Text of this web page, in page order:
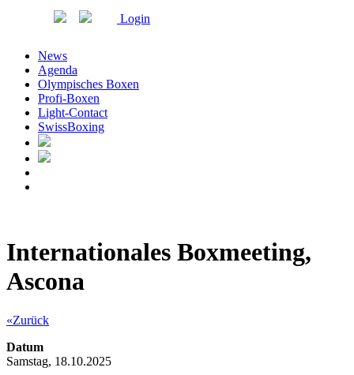
Login
News
Agenda
Olympisches Boxen
Profi-Boxen
Light-Contact
SwissBoxing
Internationales Boxmeeting,
Ascona
«Zurück
Datum
Samstag, 18.10.2025